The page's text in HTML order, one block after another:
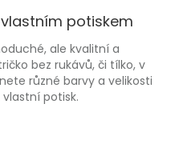
potiskem
ale kvalitní a
bez rukávů, či tílko, v
různé barvy a velikosti
potisk.